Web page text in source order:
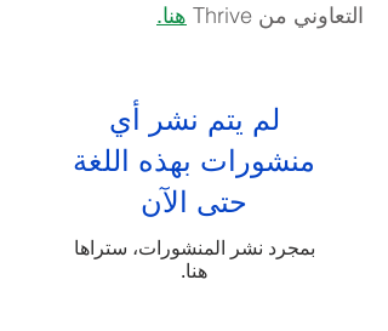
التعاوني من Thrive
هنا.
لم يتم نشر أي
منشورات بهذه اللغة
حتى الآن
بمجرد نشر المنشورات، ستراها
هنا.